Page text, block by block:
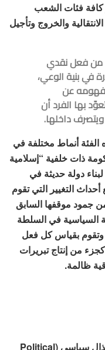
فئات الشعب
والخروج وتأجيل
من فعل نقدي
في بنية الوعي،
عن
بها الفرد أن
داخلها.
الفئة أنماط مختلفة في
ذات خلفية “إسلامية
دولة حديثة في
التغيير التي تقوم
جمود موقفها السابق
السياسية في السلطة
وتقوم بقياس كل فعل
من إنتاج تبريرات
ظالمة.
ويتحول هذا الشكل من المعارضة إلى ابتذال سياسي (Political